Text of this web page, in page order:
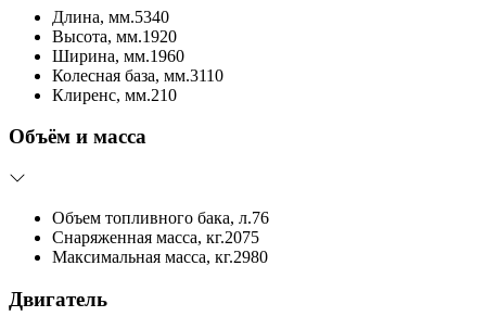
Длина, мм.5340
Высота, мм.1920
Ширина, мм.1960
Колесная база, мм.3110
Клиренс, мм.210
Объём и масса
Объем топливного бака, л.76
Снаряженная масса, кг.2075
Максимальная масса, кг.2980
Двигатель